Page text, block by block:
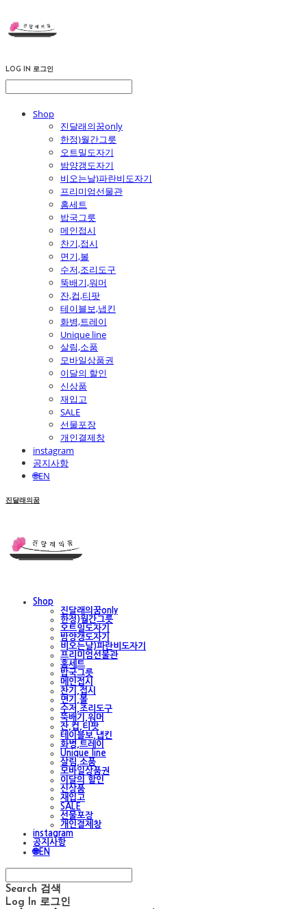
LOG IN 로그인
Shop
진달래의꿈only
한정)월간그릇
오트밀도자기
밤양갱도자기
비오는날)파란비도자기
프리미엄선물관
홈세트
밥국그릇
메인접시
찬기,접시
면기,볼
수저,조리도구
뚝배기,워머
잔,컵,티팟
테이블보,냅킨
화병,트레이
Unique line
살림,소품
모바일상품권
이달의 할인
신상품
재입고
SALE
선물포장
개인결제창
instagram
공지사항
🌐EN
진달래의꿈
Shop
진달래의꿈only
한정)월간그릇
오트밀도자기
밤양갱도자기
비오는날)파란비도자기
프리미엄선물관
홈세트
밥국그릇
메인접시
찬기,접시
면기,볼
수저,조리도구
뚝배기,워머
잔,컵,티팟
테이블보,냅킨
화병,트레이
Unique line
살림,소품
모바일상품권
이달의 할인
신상품
재입고
SALE
선물포장
개인결제창
instagram
공지사항
🌐EN
Search 검색
Log In 로그인